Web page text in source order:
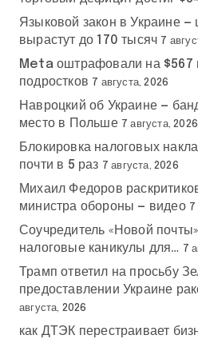
Языковой закон в Украине
вырастут до 170 тысяч 7
Meta оштрафовали на $567
подростков 7 августа, 2026
Навроцкий об Украине —
место в Польше 7 августа, 2026
Блокировка налоговых
почти в 5 раз 7 августа, 2026
Михаил Федоров
министра обороны — видео 7
Соучредитель «Новой
налоговые каникулы для… 7
Трамп ответил на просьбу
предоставлении Украине
августа, 2026
как ДТЭК перестраивает